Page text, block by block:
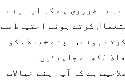
یہ ضروری ہے کہ آپ اپنے
کرتے ہوئے احتیاط سے
ہوئے، اپنے خیالات کو
ہے کہ آپ اپنے خیالات